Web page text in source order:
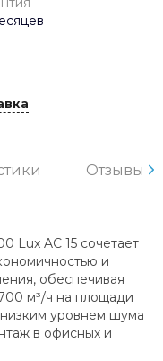
Отзывы
Lux AC 15 сочетает
и
обеспечивая
м³/ч на площади
уровнем шума
в офисных и